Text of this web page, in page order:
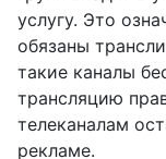
услугу. Это
обязаны
такие каналы
трансляцию
телеканалам
рекламе.